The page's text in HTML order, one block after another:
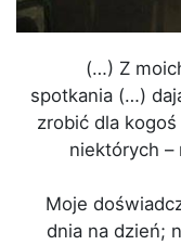
(…) Z
spotkania (…)
zrobić dla
niektórych –
Moje
dnia na dzień;